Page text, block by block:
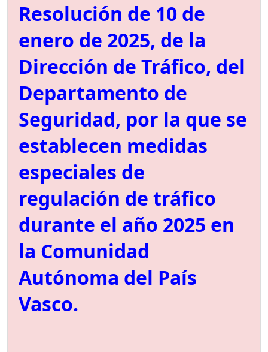
Resolución de 10 de
enero de 2025, de la
Dirección de Tráfico, del
Departamento de
Seguridad, por la que se
establecen medidas
especiales de
regulación de tráfico
durante el año 2025 en
la Comunidad
Autónoma del País
Vasco.